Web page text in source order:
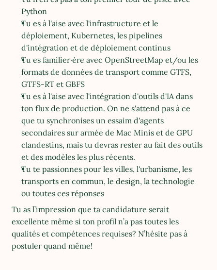
Python
Tu es à l'aise avec l'infrastructure et le
déploiement, Kubernetes, les pipelines
d'intégration et de déploiement continus
Tu es familier·ère avec OpenStreetMap et/ou les
formats de données de transport comme GTFS,
GTFS-RT et GBFS
Tu es à l'aise avec l'intégration d'outils d'IA dans
ton flux de production. On ne s'attend pas à ce
que tu synchronises un essaim d'agents
secondaires sur armée de Mac Minis et de GPU
clandestins, mais tu devras rester au fait des outils
et des modèles les plus récents.
Tu te passionnes pour les villes, l'urbanisme, les
transports en commun, le design, la technologie
ou toutes ces réponses
Tu as l’impression que ta candidature serait
excellente même si ton profil n’a pas toutes les
qualités et compétences requises? N’hésite pas à
postuler quand même!